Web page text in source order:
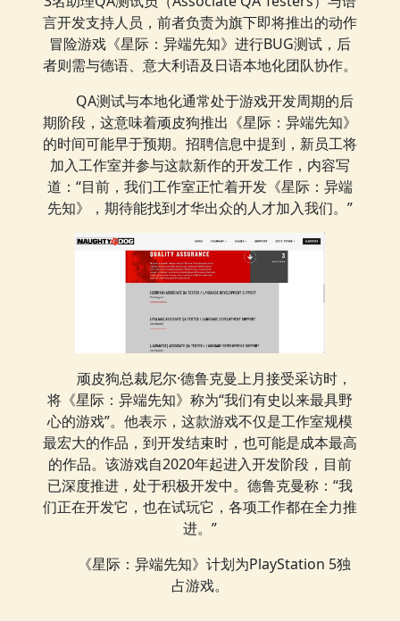
言开发支持人员，前者负责为旗下即将推出的动作
冒险游戏《星际：异端先知》进行BUG测试，后
者则需与德语、意大利语及日语本地化团队协作。
QA测试与本地化通常处于游戏开发周期的后
期阶段，这意味着顽皮狗推出《星际：异端先知》
的时间可能早于预期。招聘信息中提到，新员工将
加入工作室并参与这款新作的开发工作，内容写
道：“目前，我们工作室正忙着开发《星际：异端
先知》，期待能找到才华出众的人才加入我们。”
顽皮狗总裁尼尔·德鲁克曼上月接受采访时，
将《星际：异端先知》称为“我们有史以来最具野
心的游戏”。他表示，这款游戏不仅是工作室规模
最宏大的作品，到开发结束时，也可能是成本最高
的作品。该游戏自2020年起进入开发阶段，目前
已深度推进，处于积极开发中。德鲁克曼称：“我
们正在开发它，也在试玩它，各项工作都在全力推
进。”
《星际：异端先知》计划为PlayStation 5独
占游戏。